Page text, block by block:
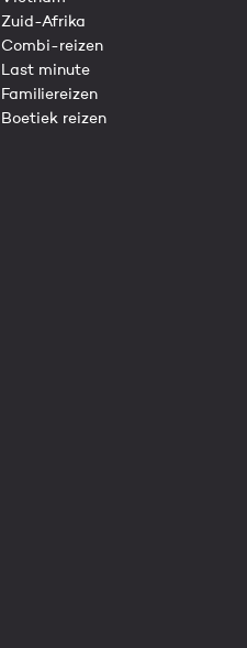
Zuid-Afrika
Combi-reizen
Last minute
Familiereizen
Boetiek reizen